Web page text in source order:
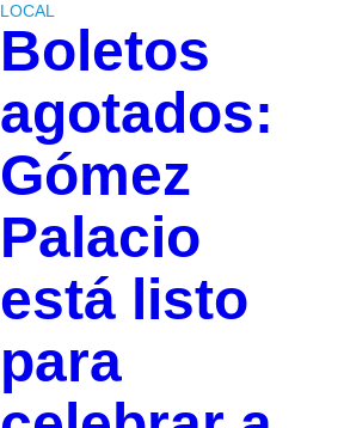
LOCAL
Boletos
agotados:
Gómez
Palacio
está listo
para